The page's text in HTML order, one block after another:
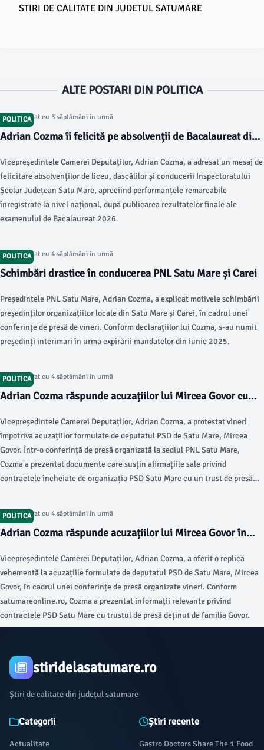
STIRI DE CALITATE DIN JUDETUL SATUMARE
ALTE POSTARI DIN POLITICA
POLITICA
Articol postat cu 3 săptămâni în urmă
Adrian Cozma îi felicită pe absolvenții de Bacalaureat din
Vicepreședintele Camerei Deputaților, Adrian Cozma, a adresat un mesaj de
felicitare absolvenților de liceu, dascălilor și conducerii Inspectoratului
Școlar Județean Satu Mare, apreciind performanțele remarcabile
înregistrate la nivel național, după publicarea rezultatelor finale ale
examenului de Bacalaureat 2026.
POLITICA
Articol postat cu 4 săptămâni în urmă
Schimbări drastice în conducerea PNL Satu Mare și Carei
Președintele PNL Satu Mare, Adrian Cozma, a explicat motivele schimbării
președinților organizațiilor locale din Satu Mare și Carei, în cadrul unei
conferințe de presă de vineri. Conform declarațiilor lui Cozma, s-au numit
președinți interimari în urma expirării mandatelor din iunie 2025.
POLITICA
Articol postat cu 4 săptămâni în urmă
Adrian Cozma răspunde acuzațiilor lui Mircea Govor cu
Vicepreședintele Camerei Deputaților, Adrian Cozma, a protestat vineri
împotriva acuzațiilor formulate de deputatul PSD de Satu Mare, Mircea
Govor. Într-o conferință de presă organizată la sediul PNL Satu Mare,
Cozma a prezentat documente care susțin afirmațiile sale privind
contractele încheiate de organizația PSD Satu Mare cu un trust de presă
POLITICA
Articol postat cu 4 săptămâni în urmă
Adrian Cozma răspunde acuzațiilor lui Mircea Govor în
Vicepreședintele Camerei Deputaților, Adrian Cozma, a oferit o replică
vehementă la acuzațiile formulate de deputatul PSD de Satu Mare, Mircea
Govor, în cadrul unei conferințe de presă organizate vineri. Conform
satumareonline.ro, Cozma a prezentat informații relevante privind
contractele PSD Satu Mare cu trustul de presă deținut de familia Govor.
stiridelasatumare.ro
Știri de calitate din județul satumare
Categorii
Actualitate
Știri recente
Gastro Doctors Share The 1 Food